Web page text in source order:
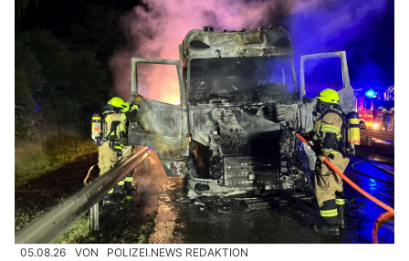
05.08.26 VON POLIZEI.NEWS REDAKTION